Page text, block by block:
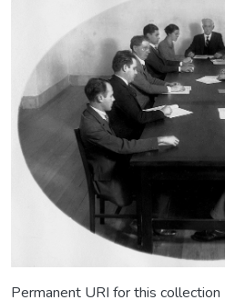
Permanent URI for this collection